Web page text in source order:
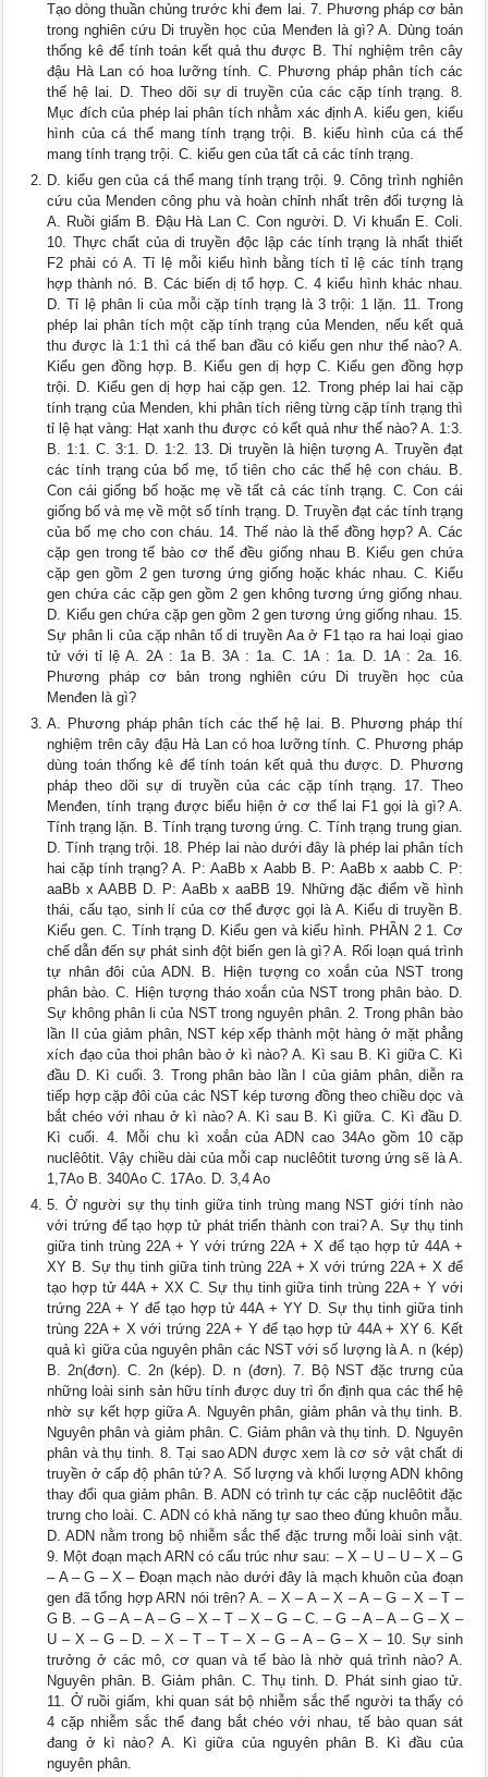
Tạo dòng thuần chủng trước khi đem lai. 7. Phương pháp cơ bản
trong nghiên cứu Di truyền học của Menđen là gì? A. Dùng toán
thống kê để tính toán kết quả thu được B. Thí nghiệm trên cây
đậu Hà Lan có hoa lưỡng tính. C. Phương pháp phân tích các
thế hệ lai. D. Theo dõi sự di truyền của các cặp tính trạng. 8.
Mục đích của phép lai phân tích nhằm xác định A. kiểu gen, kiểu
hình của cá thể mang tính trạng trội. B. kiểu hình của cá thể
mang tính trạng trội. C. kiểu gen của tất cả các tính trạng.
D. kiểu gen của cá thể mang tính trạng trội. 9. Công trình nghiên
cứu của Menden công phu và hoàn chỉnh nhất trên đối tượng là
A. Ruồi giấm B. Đậu Hà Lan C. Con người. D. Vi khuẩn E. Coli.
10. Thực chất của di truyền độc lập các tính trạng là nhất thiết
F2 phải có A. Tỉ lệ mỗi kiểu hình bằng tích tỉ lệ các tính trạng
hợp thành nó. B. Các biến dị tổ hợp. C. 4 kiểu hình khác nhau.
D. Tỉ lệ phân li của mỗi cặp tính trạng là 3 trội: 1 lặn. 11. Trong
phép lai phân tích một cặp tính trạng của Menden, nếu kết quả
thu được là 1:1 thì cá thể ban đầu có kiểu gen như thế nào? A.
Kiểu gen đồng hợp. B. Kiểu gen dị hợp C. Kiểu gen đồng hợp
trội. D. Kiểu gen dị hợp hai cặp gen. 12. Trong phép lai hai cặp
tính trạng của Menden, khi phân tích riêng từng cặp tính trạng thì
tỉ lệ hạt vàng: Hạt xanh thu được có kết quả như thế nào? A. 1:3.
B. 1:1. C. 3:1. D. 1:2. 13. Di truyền là hiện tượng A. Truyền đạt
các tính trạng của bố mẹ, tổ tiên cho các thế hệ con cháu. B.
Con cái giống bố hoặc mẹ về tất cả các tính trạng. C. Con cái
giống bố và mẹ về một số tính trạng. D. Truyền đạt các tính trạng
của bố mẹ cho con cháu. 14. Thế nào là thể đồng hợp? A. Các
cặp gen trong tế bào cơ thể đều giống nhau B. Kiểu gen chứa
cặp gen gồm 2 gen tương ứng giống hoặc khác nhau. C. Kiểu
gen chứa các cặp gen gồm 2 gen không tương ứng giống nhau.
D. Kiểu gen chứa cặp gen gồm 2 gen tương ứng giống nhau. 15.
Sự phân li của cặp nhân tố di truyền Aa ở F1 tạo ra hai loại giao
tử với tỉ lệ A. 2A : 1a B. 3A : 1a. C. 1A : 1a. D. 1A : 2a. 16.
Phương pháp cơ bản trong nghiên cứu Di truyền học của
Menđen là gì?
A. Phương pháp phân tích các thế hệ lai. B. Phương pháp thí
nghiệm trên cây đậu Hà Lan có hoa lưỡng tính. C. Phương pháp
dùng toán thống kê để tính toán kết quả thu được. D. Phương
pháp theo dõi sự di truyền của các cặp tính trạng. 17. Theo
Menđen, tính trạng được biểu hiện ở cơ thể lai F1 gọi là gì? A.
Tính trạng lặn. B. Tính trạng tương ứng. C. Tính trạng trung gian.
D. Tính trạng trội. 18. Phép lai nào dưới đây là phép lai phân tích
hai cặp tính trạng? A. P: AaBb x Aabb B. P: AaBb x aabb C. P:
aaBb x AABB D. P: AaBb x aaBB 19. Những đặc điểm về hình
thái, cấu tạo, sinh lí của cơ thể được gọi là A. Kiểu di truyền B.
Kiểu gen. C. Tính trạng D. Kiểu gen và kiểu hình. PHẦN 2 1. Cơ
chế dẫn đến sự phát sinh đột biến gen là gì? A. Rối loạn quá trình
tự nhân đôi của ADN. B. Hiện tượng co xoắn của NST trong
phân bào. C. Hiện tượng tháo xoắn của NST trong phân bào. D.
Sự không phân li của NST trong nguyên phân. 2. Trong phân bào
lần II của giảm phân, NST kép xếp thành một hàng ở mặt phẳng
xích đạo của thoi phân bào ở kì nào? A. Kì sau B. Kì giữa C. Kì
đầu D. Kì cuối. 3. Trong phân bào lần I của giảm phân, diễn ra
tiếp hợp cặp đôi của các NST kép tương đồng theo chiều dọc và
bắt chéo với nhau ở kì nào? A. Kì sau B. Kì giữa. C. Kì đầu D.
Kì cuối. 4. Mỗi chu kì xoắn của ADN cao 34Ao gồm 10 cặp
nuclêôtit. Vậy chiều dài của mỗi cap nuclêôtit tương ứng sẽ là A.
1,7Ao B. 340Ao C. 17Ao. D. 3,4 Ao
5. Ở người sự thụ tinh giữa tinh trùng mang NST giới tính nào
với trứng để tạo hợp tử phát triển thành con trai? A. Sự thụ tinh
giữa tinh trùng 22A + Y với trứng 22A + X để tạo hợp tử 44A +
XY B. Sự thụ tinh giữa tinh trùng 22A + X với trứng 22A + X để
tạo hợp tử 44A + XX C. Sự thụ tinh giữa tinh trùng 22A + Y với
trứng 22A + Y để tạo hợp tử 44A + YY D. Sự thụ tinh giữa tinh
trùng 22A + X với trứng 22A + Y để tạo hợp tử 44A + XY 6. Kết
quả kì giữa của nguyên phân các NST với số lượng là A. n (kép)
B. 2n(đơn). C. 2n (kép). D. n (đơn). 7. Bộ NST đặc trưng của
những loài sinh sản hữu tính được duy trì ổn định qua các thế hệ
nhờ sự kết hợp giữa A. Nguyên phân, giảm phân và thụ tinh. B.
Nguyên phân và giảm phân. C. Giảm phân và thụ tinh. D. Nguyên
phân và thụ tinh. 8. Tại sao ADN được xem là cơ sở vật chất di
truyền ở cấp độ phân tử? A. Số lượng và khối lượng ADN không
thay đổi qua giảm phân. B. ADN có trình tự các cặp nuclêôtit đặc
trưng cho loài. C. ADN có khả năng tự sao theo đúng khuôn mẫu.
D. ADN nằm trong bộ nhiễm sắc thể đặc trưng mỗi loài sinh vật.
9. Một đoạn mạch ARN có cấu trúc như sau: – X – U – U – X – G
– A – G – X – Đoạn mạch nào dưới đây là mạch khuôn của đoạn
gen đã tổng hợp ARN nói trên? A. – X – A – X – A – G – X – T –
G B. – G – A – A – G – X – T – X – G – C. – G – A – A – G – X –
U – X – G – D. – X – T – T – X – G – A – G – X – 10. Sự sinh
trưởng ở các mô, cơ quan và tế bào là nhờ quá trình nào? A.
Nguyên phân. B. Giảm phân. C. Thụ tinh. D. Phát sinh giao tử.
11. Ở ruồi giấm, khi quan sát bộ nhiễm sắc thể người ta thấy có
4 cặp nhiễm sắc thể đang bắt chéo với nhau, tế bào quan sát
đang ở kì nào? A. Kì giữa của nguyên phân B. Kì đầu của
nguyên phân.